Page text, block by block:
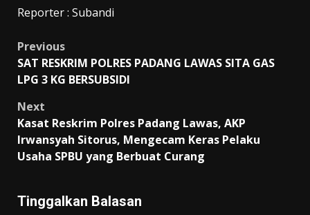
Reporter : Subandi
Post
navigation
Previous
SAT RESKRIM POLRES PADANG LAWAS SITA GAS
LPG 3 KG BERSUBSIDI
Next
Kasat Reskrim Polres Padang Lawas, AKP
Irwansyah Sitorus, Mengecam Keras Pelaku
Usaha SPBU yang Berbuat Curang
Tinggalkan Balasan